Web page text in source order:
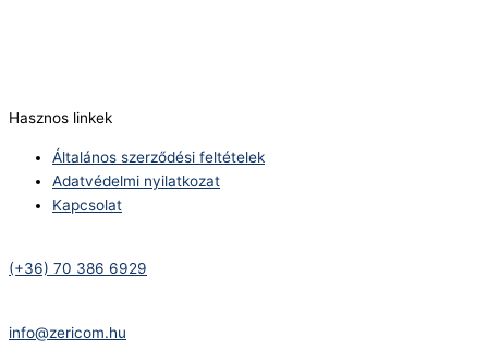
Hasznos linkek
Általános szerződési feltételek
Adatvédelmi nyilatkozat
Kapcsolat
(+36) 70 386 6929
info@zericom.hu